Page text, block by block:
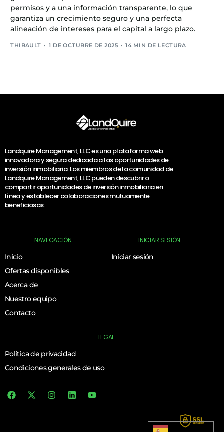
permisos y a una información transparente, lo que
garantiza un crecimiento seguro y una perfecta
alineación de intereses para el capital a largo plazo.
THIBAULT 1 DE OCTUBRE DE 2025 14 MIN DE LECTURA
Landquire Management, LLC es una plataforma web
innovadora y segura dedicada a las oportunidades de
inversión inmobiliaria. Los miembros de la comunidad de
Landquire Management, LLC pueden descubrir o
compartir oportunidades de inversión inmobiliaria en
línea y establecer colaboraciones mutuamente
beneficiosas.
NAVEGACIÓN
Inicio
Ofertas disponibles
Acerca de
Nuestro equipo
Contacto
INICIAR SESIÓN
Iniciar sesión
LEGAL
Política de privacidad
Condiciones generales de uso